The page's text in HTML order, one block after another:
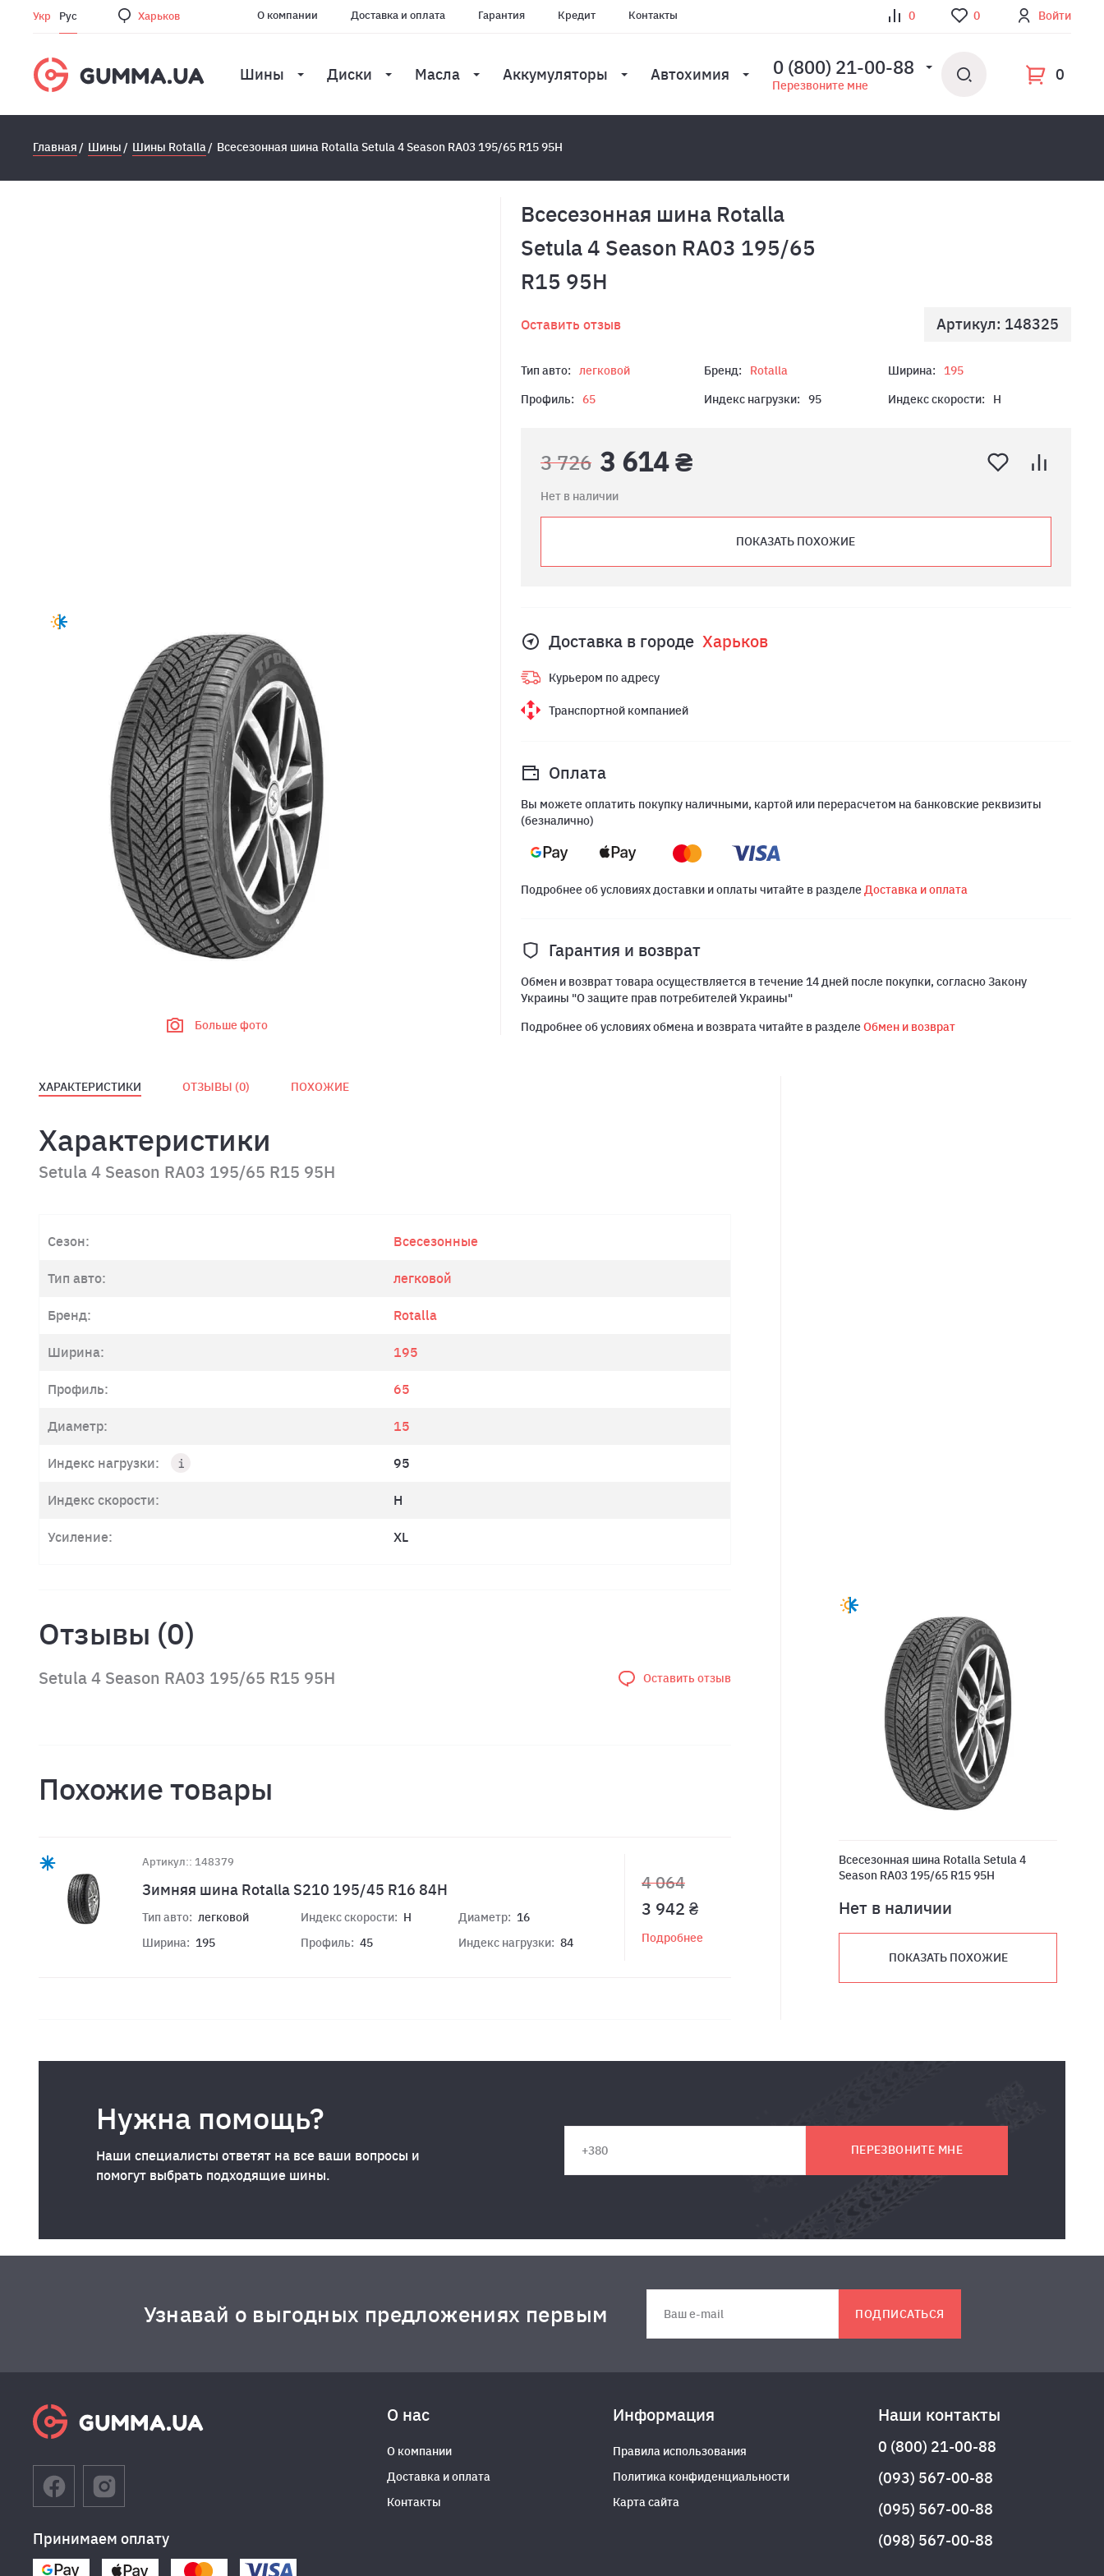
Укр Рус Харьков О компании Доставка и оплата Гарантия Кредит Контакты 0 0 Войти
Шины Диски Масла Аккумуляторы Автохимия 0 (800) 21-00-88
Перезвоните мне
0
Главная Шины Шины Rotalla Всесезонная шина Rotalla Setula 4 Season RA03 195/65 R15 95H
Больше фото
Всесезонная шина Rotalla
Setula 4 Season RA03 195/65
R15 95H
Оставить отзыв Артикул: 148325
Тип авто: легковой Бренд: Rotalla Ширина:
195
Профиль:
65 Индекс нагрузки: 95 Индекс скорости: H
3 726 3 614 ₴
Нет в наличии
ПОКАЗАТЬ ПОХОЖИЕ
Доставка в городе Харьков
Курьером по адресу
Транспортной компанией
Оплата
Вы можете оплатить покупку наличными, картой или перерасчетом на банковские реквизиты
(безналично)
Подробнее об условиях доставки и оплаты читайте в разделеДоставка и оплата
Гарантия и возврат
Обмен и возврат товара осуществляется в течение 14 дней после покупки, согласно Закону
Украины "О защите прав потребителей Украины"
Подробнее об условиях обмена и возврата читайте в разделеОбмен и возврат
ХАРАКТЕРИСТИКИ ОТЗЫВЫ (0) ПОХОЖИЕ
Характеристики
Setula 4 Season RA03 195/65 R15 95H
Сезон: Всесезонные
Тип авто: легковой
Бренд: Rotalla
Ширина: 195
Профиль: 65
Диаметр: 15
Индекс нагрузки: 95
Индекс скорости: H
Усиление: XL
Отзывы (0)
Setula 4 Season RA03 195/65 R15 95H Оставить отзыв
Похожие товары
Артикул:: 148379
Зимняя шина Rotalla S210 195/45 R16 84H
Тип авто: легковой
Ширина: 195
Индекс скорости: H
Профиль: 45
Диаметр: 16
Индекс нагрузки: 84
4 064
3 942 ₴
Подробнее
Всесезонная шина Rotalla Setula 4
Season RA03 195/65 R15 95H
Нет в наличии
ПОКАЗАТЬ ПОХОЖИЕ
Нужна помощь?
Наши специалисты ответят на все ваши вопросы и
помогут выбрать подходящие шины.
ПЕРЕЗВОНИТЕ МНЕ
Узнавай о выгодных предложениях первым ПОДПИСАТЬСЯ
Принимаем оплату
О нас
О компании
Доставка и оплата
Контакты
Информация
Правила использования
Политика конфиденциальности
Карта сайта
Наши контакты
0 (800) 21-00-88
(093) 567-00-88
(095) 567-00-88
(098) 567-00-88